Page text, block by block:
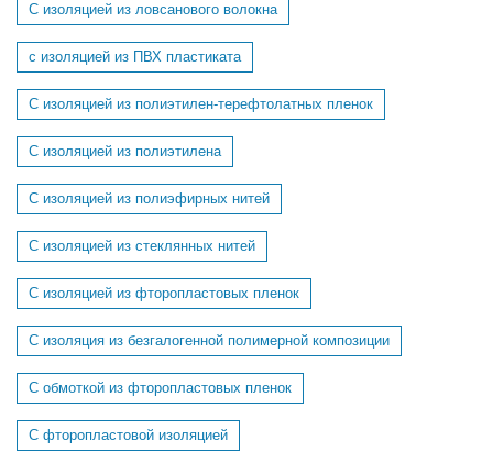
С изоляцией из ловсанового волокна
с изоляцией из ПВХ пластиката
С изоляцией из полиэтилен-терефтолатных пленок
С изоляцией из полиэтилена
С изоляцией из полиэфирных нитей
С изоляцией из стеклянных нитей
С изоляцией из фторопластовых пленок
С изоляция из безгалогенной полимерной композиции
С обмоткой из фторопластовых пленок
С фторопластовой изоляцией